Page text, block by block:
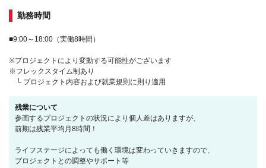
勤務時間
■9:00～18:00（実働8時間）
※プロジェクトにより変動する可能性がございます
※フレックスタイム制あり
└ プロジェクト内容および就業規則に則り適用
残業について
参画するプロジェクトの状況により個人差はありますが、
前期は残業平均月8時間！
ライフステージによっても働く環境は変わっていきますので、
プロジェクトとの調整やサポート等